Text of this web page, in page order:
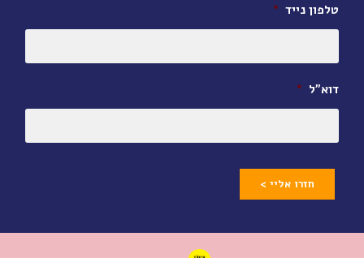
טלפון נייד *
דוא״ל *
חזרו אליי >